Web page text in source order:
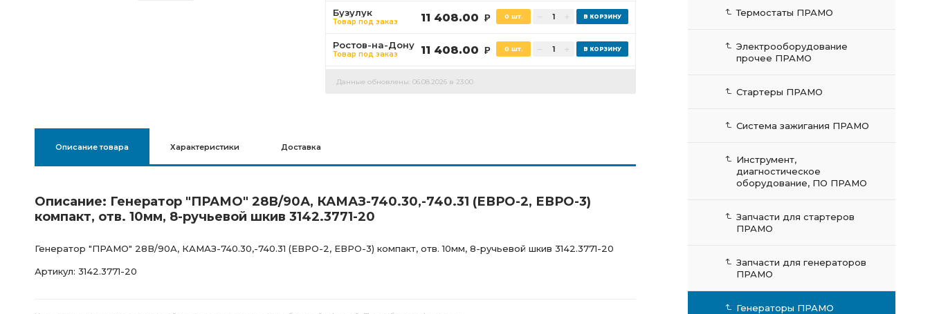
Бузулук
Товар под заказ 11 408.00 Р 0 шт.
Ростов-на-Дону
Товар под заказ 11 408.00 Р 0 шт.
Данные обновлены: 06.08.2026 в 23:00
Описание товара Характеристики Доставка
Описание: Генератор "ПРАМО" 28В/90А, КАМАЗ-740.30,-740.31 (ЕВРО-2, ЕВРО-3)
компакт, отв. 10мм, 8-ручьевой шкив 3142.3771-20
Генератор "ПРАМО" 28В/90А, КАМАЗ-740.30,-740.31 (ЕВРО-2, ЕВРО-3) компакт, отв. 10мм, 8-ручьевой шкив 3142.3771-20
Артикул: 3142.3771-20
Термостаты ПРАМО
Электрооборудование
прочее ПРАМО
Стартеры ПРАМО
Система зажигания ПРАМО
Инструмент,
диагностическое
оборудование, ПО ПРАМО
Запчасти для стартеров
ПРАМО
Запчасти для генераторов
ПРАМО
Генераторы ПРАМО